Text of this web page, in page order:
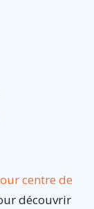
centre de
découvrir